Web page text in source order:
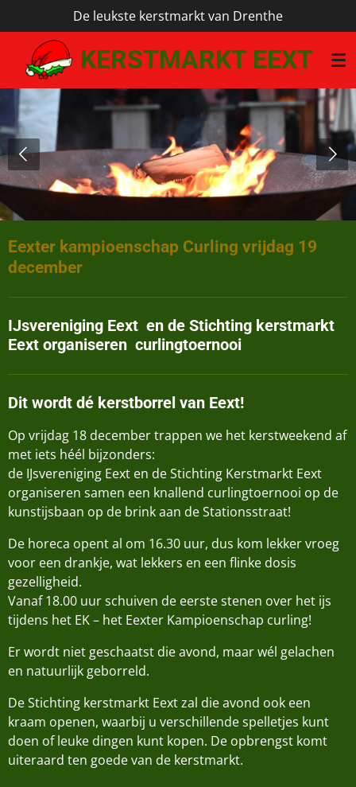
direct
naar
hoofdinhoud
KERSTMARKT EEXT
De leukste kerstmarkt van Drenthe
Eexter kampioenschap Curling vrijdag 19
december
IJsvereniging Eext en de Stichting kerstmarkt
Eext organiseren curlingtoernooi
Dit wordt dé kerstborrel van Eext!
Op vrijdag 18 december trappen we het kerstweekend af
met iets héél bijzonders:
de IJsvereniging Eext en de Stichting Kerstmarkt Eext
organiseren samen een knallend curlingtoernooi op de
kunstijsbaan op de brink aan de Stationsstraat!
De horeca opent al om 16.30 uur, dus kom lekker vroeg
voor een drankje, wat lekkers en een flinke dosis
gezelligheid.
Vanaf 18.00 uur schuiven de eerste stenen over het ijs
tijdens het EK – het Eexter Kampioenschap curling!
Er wordt niet geschaatst die avond, maar wél gelachen
en natuurlijk geborreld.
De Stichting kerstmarkt Eext zal die avond ook een
kraam openen, waarbij u verschillende spelletjes kunt
doen of leuke dingen kunt kopen. De opbrengst komt
uiteraard ten goede van de kerstmarkt.